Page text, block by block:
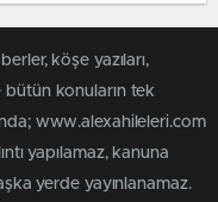
köşe yazıları,
konuların tek
www.alexahileleri.com
yapılamaz, kanuna
yerde yayınlanamaz.